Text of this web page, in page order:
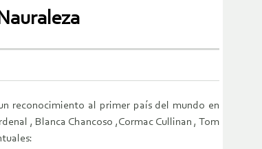
reconocimiento al primer país del mundo en
, Blanca Chancoso ,Cormac Cullinan , Tom